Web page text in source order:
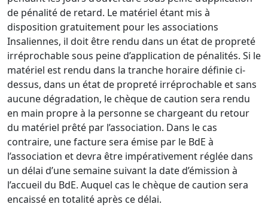
de pénalité de retard. Le matériel étant mis à
disposition gratuitement pour les associations
Insaliennes, il doit être rendu dans un état de propreté
irréprochable sous peine d’application de pénalités. Si le
matériel est rendu dans la tranche horaire définie ci-
dessus, dans un état de propreté irréprochable et sans
aucune dégradation, le chèque de caution sera rendu
en main propre à la personne se chargeant du retour
du matériel prêté par l’association. Dans le cas
contraire, une facture sera émise par le BdE à
l’association et devra être impérativement réglée dans
un délai d’une semaine suivant la date d’émission à
l’accueil du BdE. Auquel cas le chèque de caution sera
encaissé en totalité après ce délai.